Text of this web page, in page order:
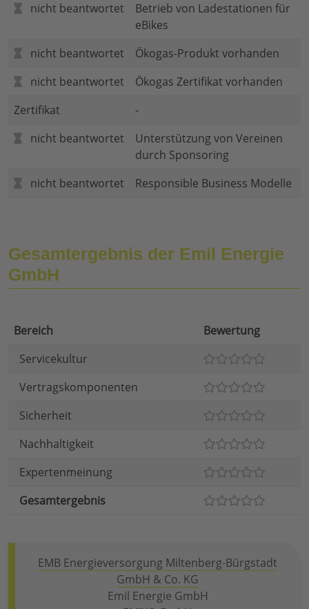
nicht beantwortet
Betrieb von Ladestationen für
eBikes
nicht beantwortet
Ökogas-Produkt vorhanden
nicht beantwortet
Ökogas Zertifikat vorhanden
Zertifikat
-
nicht beantwortet
Unterstützung von Vereinen
durch Sponsoring
nicht beantwortet
Responsible Business Modelle
Gesamtergebnis der Emil Energie
GmbH
Bereich
Bewertung
Servicekultur
Vertragskomponenten
Sicherheit
Nachhaltigkeit
Expertenmeinung
Gesamtergebnis
EMB Energieversorgung Miltenberg-Bürgstadt
GmbH & Co. KG
Emil Energie GmbH